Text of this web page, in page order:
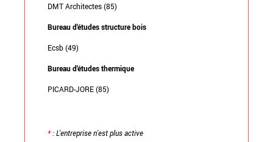
DMT Architectes (85)
Bureau d'études structure bois
Ecsb (49)
Bureau d'études thermique
PICARD-JORE (85)
*: L'entreprise n'est plus active